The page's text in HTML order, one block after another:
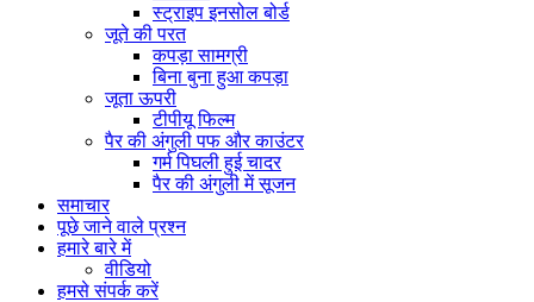
स्ट्राइप इनसोल बोर्ड
जूते की परत
कपड़ा सामग्री
बिना बुना हुआ कपड़ा
जूता ऊपरी
टीपीयू फिल्म
पैर की अंगुली पफ और काउंटर
गर्म पिघली हुई चादर
पैर की अंगुली में सूजन
समाचार
पूछे जाने वाले प्रश्न
हमारे बारे में
वीडियो
हमसे संपर्क करें